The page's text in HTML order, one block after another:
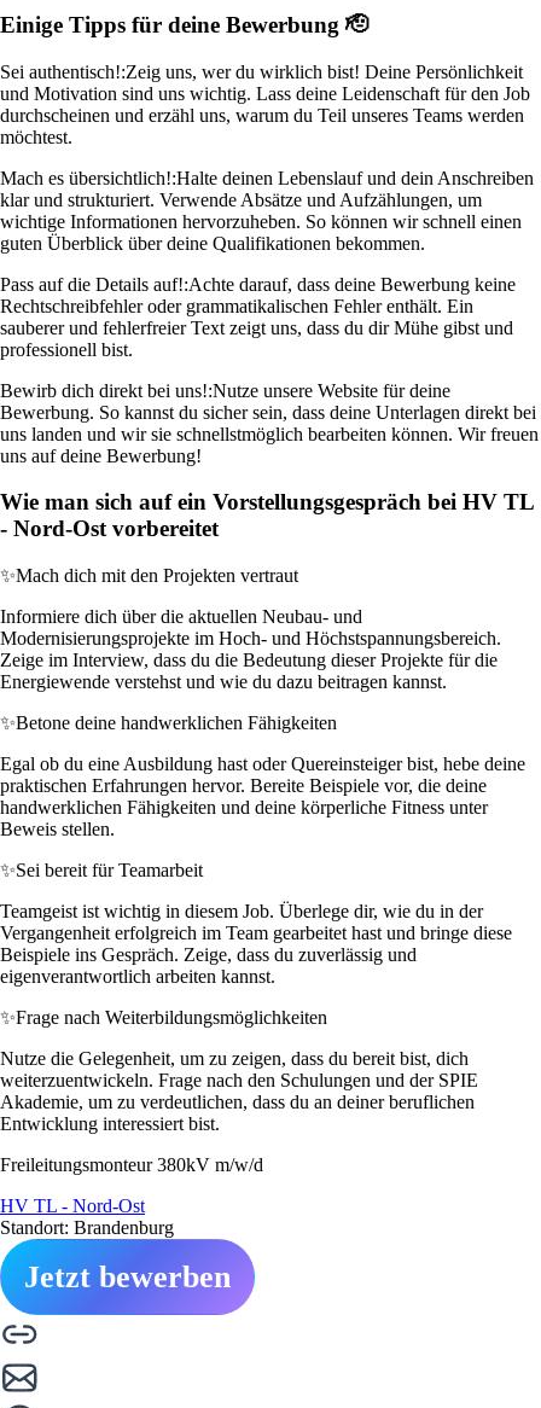
Einige Tipps für deine Bewerbung 🫡
Sei authentisch!:Zeig uns, wer du wirklich bist! Deine Persönlichkeit
und Motivation sind uns wichtig. Lass deine Leidenschaft für den Job
durchscheinen und erzähl uns, warum du Teil unseres Teams werden
möchtest.
Mach es übersichtlich!:Halte deinen Lebenslauf und dein Anschreiben
klar und strukturiert. Verwende Absätze und Aufzählungen, um
wichtige Informationen hervorzuheben. So können wir schnell einen
guten Überblick über deine Qualifikationen bekommen.
Pass auf die Details auf!:Achte darauf, dass deine Bewerbung keine
Rechtschreibfehler oder grammatikalischen Fehler enthält. Ein
sauberer und fehlerfreier Text zeigt uns, dass du dir Mühe gibst und
professionell bist.
Bewirb dich direkt bei uns!:Nutze unsere Website für deine
Bewerbung. So kannst du sicher sein, dass deine Unterlagen direkt bei
uns landen und wir sie schnellstmöglich bearbeiten können. Wir freuen
uns auf deine Bewerbung!
Wie man sich auf ein Vorstellungsgespräch bei HV TL
- Nord-Ost vorbereitet
✨Mach dich mit den Projekten vertraut
Informiere dich über die aktuellen Neubau- und
Modernisierungsprojekte im Hoch- und Höchstspannungsbereich.
Zeige im Interview, dass du die Bedeutung dieser Projekte für die
Energiewende verstehst und wie du dazu beitragen kannst.
✨Betone deine handwerklichen Fähigkeiten
Egal ob du eine Ausbildung hast oder Quereinsteiger bist, hebe deine
praktischen Erfahrungen hervor. Bereite Beispiele vor, die deine
handwerklichen Fähigkeiten und deine körperliche Fitness unter
Beweis stellen.
✨Sei bereit für Teamarbeit
Teamgeist ist wichtig in diesem Job. Überlege dir, wie du in der
Vergangenheit erfolgreich im Team gearbeitet hast und bringe diese
Beispiele ins Gespräch. Zeige, dass du zuverlässig und
eigenverantwortlich arbeiten kannst.
✨Frage nach Weiterbildungsmöglichkeiten
Nutze die Gelegenheit, um zu zeigen, dass du bereit bist, dich
weiterzuentwickeln. Frage nach den Schulungen und der SPIE
Akademie, um zu verdeutlichen, dass du an deiner beruflichen
Entwicklung interessiert bist.
Freileitungsmonteur 380kV m/w/d
HV TL - Nord-Ost
Standort: Brandenburg
Jetzt bewerben